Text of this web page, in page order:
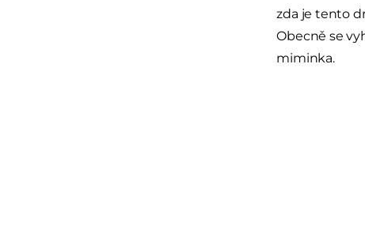
zda je tento
Obecně se
miminka.